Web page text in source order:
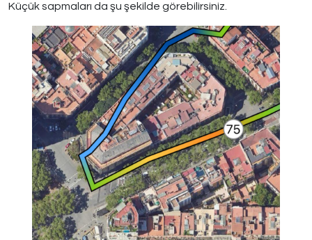
Küçük sapmaları da şu şekilde görebilirsiniz.